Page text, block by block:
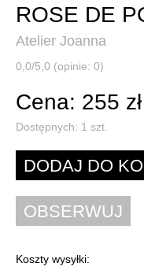
ROSE DE
Atelier Joanna
0,0/5,0 (opinie: 0)
Cena: 255 zł
Dostępnych: 1 szt.
Koszty wysyłki: